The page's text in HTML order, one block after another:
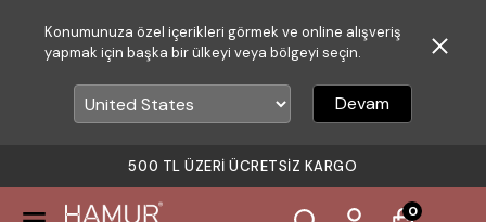
Konumunuza özel içerikleri görmek ve online alışveriş
yapmak için başka bir ülkeyi veya bölgeyi seçin.
Devam
500 TL ÜZERI ÜCRETSIZ KARGO
0